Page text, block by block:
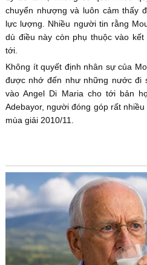
chuyển nhượng và luôn cảm thấy
lực lượng. Nhiều người tin rằng
dù điều này còn phụ thuộc vào
tới.
Không ít quyết định nhân sự của
được nhớ đến như những nước đi
vào Angel Di Maria cho tới bản
Adebayor, người đóng góp rất
mùa giải 2010/11.